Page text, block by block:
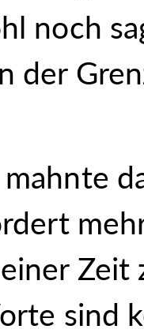
noch
der
sind